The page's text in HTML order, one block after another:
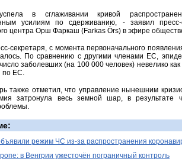
в сглаживании кривой
усилиям по сдерживанию, - заявил пресс-
центра Орш Фаркаш (Farkas Örs) в эфире
секретаря, с момента первоначального
По сравнению с другими членами ЕС,
заболевших (на 100 000 человек) невелико
по ЕС.
также отметил, что управление нынешним
затронула весь земной шар, в результате
режим ЧС из-за распространения
в Венгрии ужесточён пограничный контроль